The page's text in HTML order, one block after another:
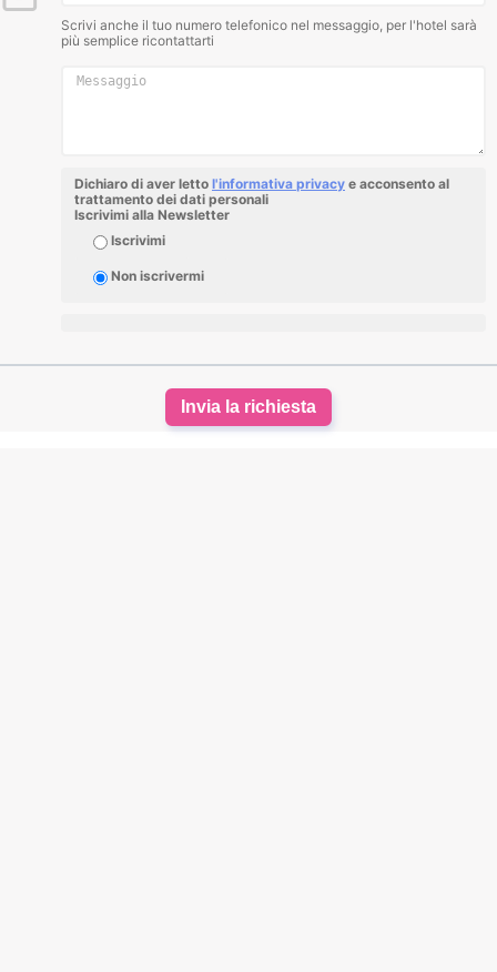
Scrivi anche il tuo numero telefonico nel messaggio, per l'hotel sarà
più semplice ricontattarti
Dichiaro di aver letto l'informativa privacy e acconsento al
trattamento dei dati personali
Iscrivimi alla Newsletter
Iscrivimi
Non iscrivermi
Invia la richiesta